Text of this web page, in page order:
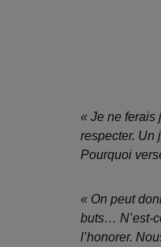
« Je ne ferais
respecter. Un
Pourquoi
« On peut
buts… N’est-
l’honorer.